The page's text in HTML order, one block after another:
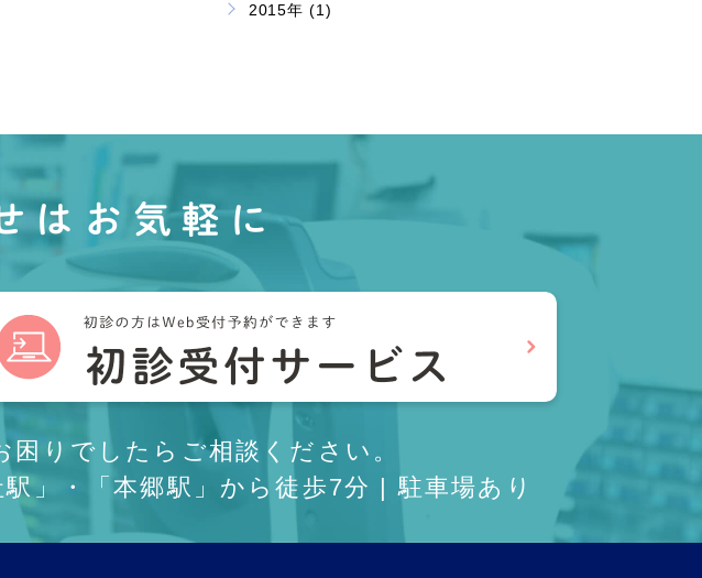
2015年 (1)
は お気軽に
りでしたらご相談ください。
」・「本郷駅」から徒歩7分 | 駐車場あり